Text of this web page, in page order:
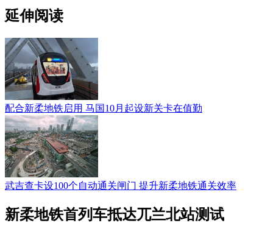
延伸阅读
配合新柔地铁启用 马国10月起设新关卡在值勤
武吉查卡设100个自动通关闸门 提升新柔地铁通关效率
新柔地铁首列车抵达兀兰北站测试